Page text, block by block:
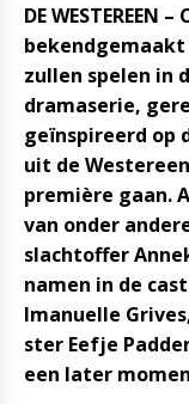
DE
bekendgemaakt
zullen spelen in
dramaserie,
geïnspireerd op
uit de
première gaan.
van onder
slachtoffer
namen in de
Imanuelle
ster Eefje
een later